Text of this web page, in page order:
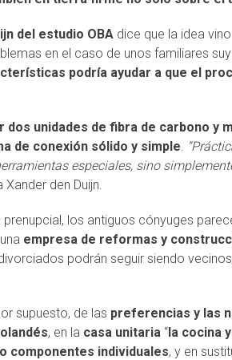
del estudio OBA dice que la idea
en el caso de unos familiares
podría ayudar a que el
dos unidades de fibra de carbono y
de conexión sólido y simple.
especiales, sino
Xander den Duijn.
los antiguos cónyuges
empresa de reformas y
podrán seguir siendo
supuesto, de las preferencias y las
, en la casa unitaria “la cocina
componentes individuales, y en